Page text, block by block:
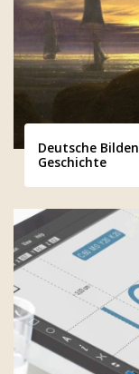
Deutsche
Geschichte